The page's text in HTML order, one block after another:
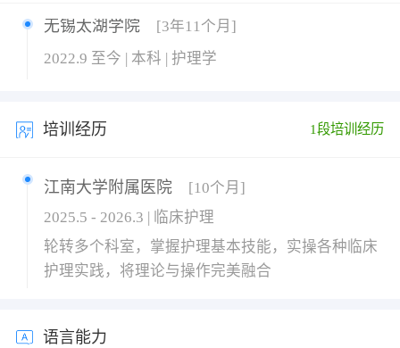
无锡太湖学院
[3年11个月]
2022.9 至今 | 本科 | 护理学
培训经历 1段培训经历
江南大学附属医院
[10个月]
2025.5 - 2026.3 | 临床护理
轮转多个科室，掌握护理基本技能，实操各种临床
护理实践，将理论与操作完美融合
语言能力